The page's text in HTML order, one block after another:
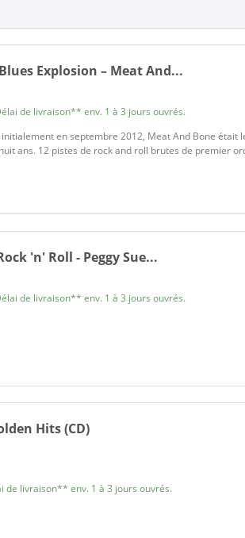
Explosion – Meat And...
de livraison** env. 1 à 3 jours ouvrés.
en septembre 2012, Meat And Bone était
ans. 12 pistes de rock and roll brutes de premier
'n' Roll - Peggy Sue...
de livraison** env. 1 à 3 jours ouvrés.
Hits (CD)
de livraison** env. 1 à 3 jours ouvrés.